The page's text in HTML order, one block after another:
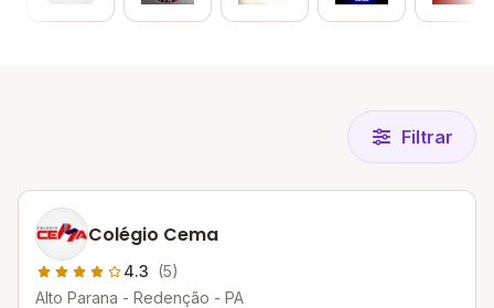
Filtrar
Colégio Cema
4.3 (5)
Alto Parana - Redenção - PA